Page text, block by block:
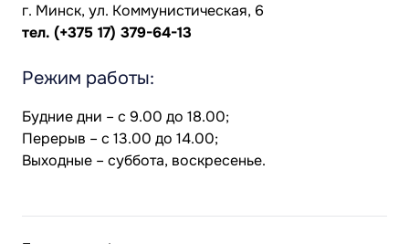
г. Минск, ул. Коммунистическая, 6
тел. (+375 17) 379-64-13
Режим работы:
Будние дни – с 9.00 до 18.00;
Перерыв – с 13.00 до 14.00;
Выходные – суббота, воскресенье.